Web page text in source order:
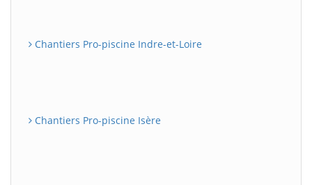
Chantiers Pro-piscine Indre-et-Loire
Chantiers Pro-piscine Isère